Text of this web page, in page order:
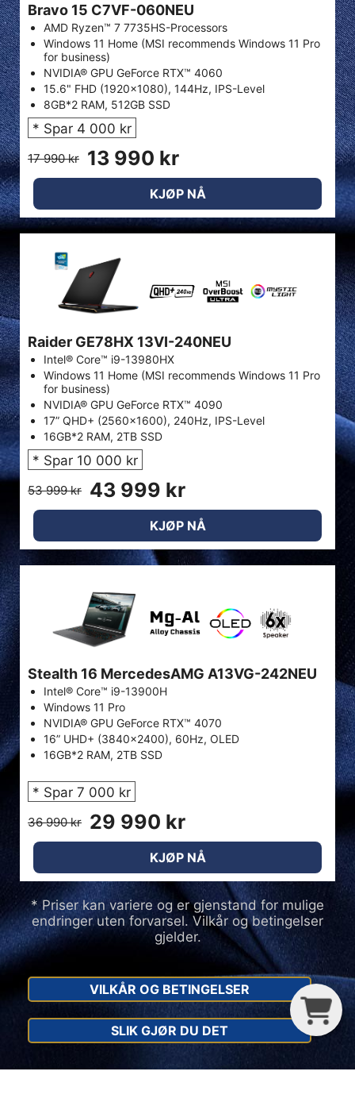
G
C
B
Bravo 15 C7VF-060NEU
AMD Ryzen™ 7 7735HS-Processors
Windows 11 Home (MSI recommends Windows 11 Pro
for business)
NVIDIA® GPU GeForce RTX™ 4060
15.6" FHD (1920x1080), 144Hz, IPS-Level
8GB*2 RAM, 512GB SSD
* Spar 4 000 kr
17 990 kr 13 990 kr
KJØP NÅ
Raider GE78HX 13VI-240NEU
Intel® Core™ i9-13980HX
Windows 11 Home (MSI recommends Windows 11 Pro
for business)
NVIDIA® GPU GeForce RTX™ 4090
17” QHD+ (2560x1600), 240Hz, IPS-Level
16GB*2 RAM, 2TB SSD
* Spar 10 000 kr
53 999 kr 43 999 kr
KJØP NÅ
Stealth 16 MercedesAMG A13VG-242NEU
Intel® Core™ i9-13900H
Windows 11 Pro
NVIDIA® GPU GeForce RTX™ 4070
16” UHD+ (3840x2400), 60Hz, OLED
16GB*2 RAM, 2TB SSD
* Spar 7 000 kr
36 990 kr 29 990 kr
KJØP NÅ
* Priser kan variere og er gjenstand for mulige
endringer uten forvarsel. Vilkår og betingelser
gjelder.
VILKÅR OG BETINGELSER
SLIK GJØR DU DET